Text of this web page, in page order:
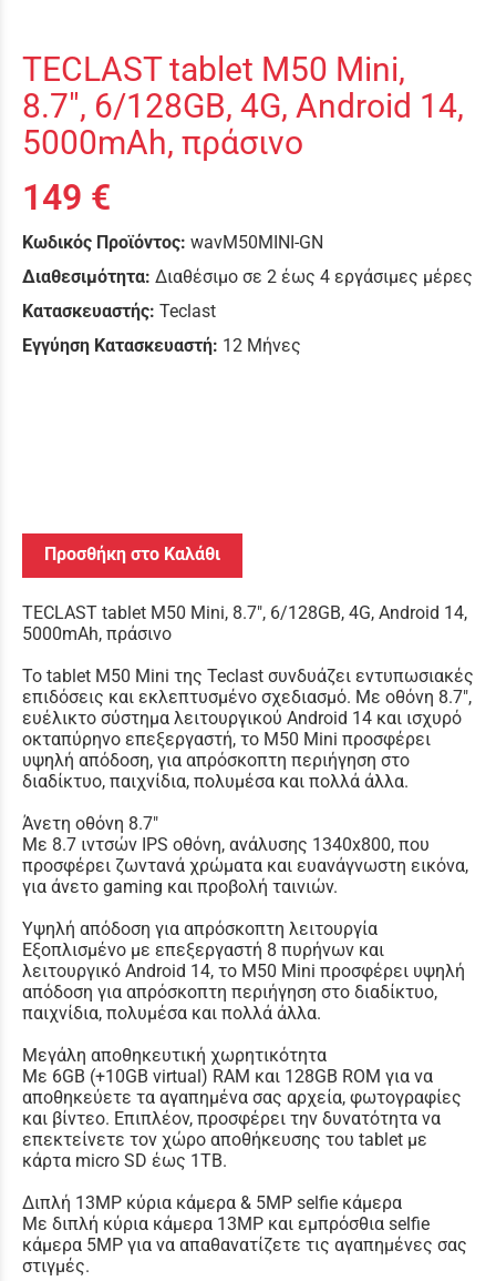
TECLAST tablet M50 Mini,
8.7", 6/128GB, 4G, Android 14,
5000mAh, πράσινο
149 €
Κωδικός Προϊόντος: wavM50MINI-GN
Διαθεσιμότητα: Διαθέσιμο σε 2 έως 4 εργάσιμες μέρες
Κατασκευαστής: Teclast
Εγγύηση Κατασκευαστή: 12 Μήνες
Προσθήκη στο Καλάθι
TECLAST tablet M50 Mini, 8.7", 6/128GB, 4G, Android 14,
5000mAh, πράσινο
Το tablet M50 Mini της Teclast συνδυάζει εντυπωσιακές
επιδόσεις και εκλεπτυσμένο σχεδιασμό. Με οθόνη 8.7",
ευέλικτο σύστημα λειτουργικού Android 14 και ισχυρό
οκταπύρηνο επεξεργαστή, το M50 Mini προσφέρει
υψηλή απόδοση, για απρόσκοπτη περιήγηση στο
διαδίκτυο, παιχνίδια, πολυμέσα και πολλά άλλα.
Άνετη οθόνη 8.7"
Με 8.7 ιντσών IPS οθόνη, ανάλυσης 1340x800, που
προσφέρει ζωντανά χρώματα και ευανάγνωστη εικόνα,
για άνετο gaming και προβολή ταινιών.
Υψηλή απόδοση για απρόσκοπτη λειτουργία
Εξοπλισμένο με επεξεργαστή 8 πυρήνων και
λειτουργικό Android 14, το M50 Mini προσφέρει υψηλή
απόδοση για απρόσκοπτη περιήγηση στο διαδίκτυο,
παιχνίδια, πολυμέσα και πολλά άλλα.
Μεγάλη αποθηκευτική χωρητικότητα
Με 6GB (+10GB virtual) RAM και 128GB ROM για να
αποθηκεύετε τα αγαπημένα σας αρχεία, φωτογραφίες
και βίντεο. Επιπλέον, προσφέρει την δυνατότητα να
επεκτείνετε τον χώρο αποθήκευσης του tablet με
κάρτα micro SD έως 1TB.
Διπλή 13MP κύρια κάμερα & 5MP selfie κάμερα
Με διπλή κύρια κάμερα 13MP και εμπρόσθια selfie
κάμερα 5MP για να απαθανατίζετε τις αγαπημένες σας
στιγμές.